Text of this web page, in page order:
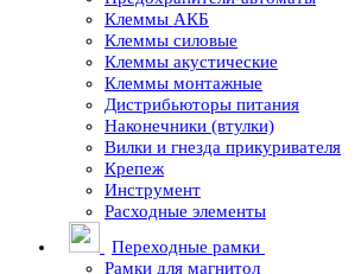
Клеммы АКБ
Клеммы силовые
Клеммы акустические
Клеммы монтажные
Дистрибьюторы питания
Наконечники (втулки)
Вилки и гнезда прикуривателя
Крепеж
Инструмент
Расходные элементы
Переходные рамки
Рамки для магнитол